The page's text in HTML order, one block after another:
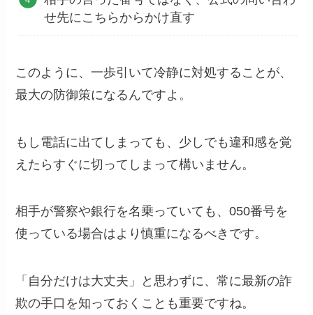
せ先にこちらからかけ直す
このように、一歩引いて冷静に対処することが、
最大の防御策になるんですよ。
もし電話に出てしまっても、少しでも違和感を覚
えたらすぐに切ってしまって構いません。
相手が警察や銀行を名乗っていても、050番号を
使っている場合はより慎重になるべきです。
「自分だけは大丈夫」と思わずに、常に最新の詐
欺の手口を知っておくことも重要ですね。